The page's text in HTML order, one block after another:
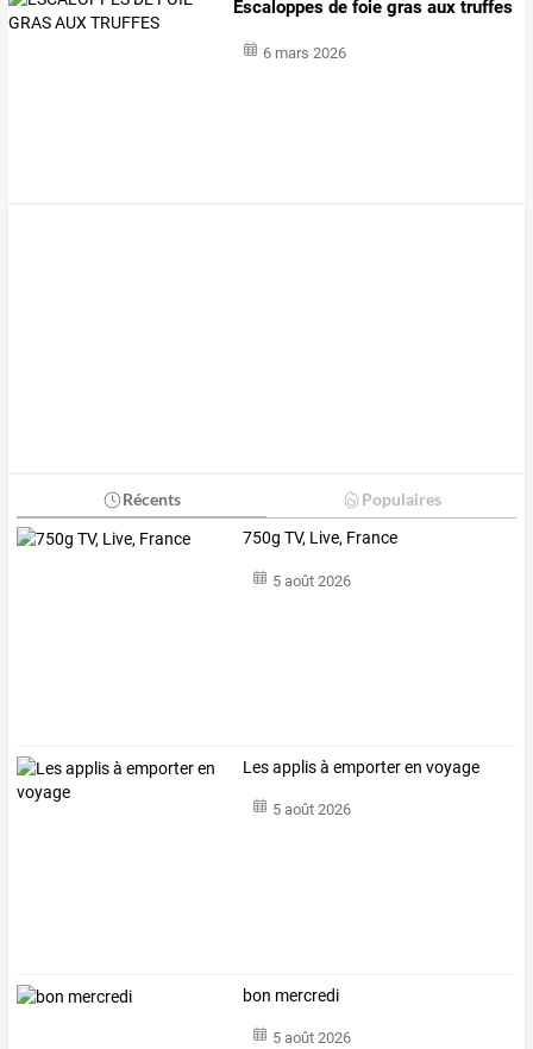
Escaloppes de foie gras aux truffes
6 mars 2026
Récents Populaires
750g TV, Live, France
5 août 2026
Les applis à emporter en voyage
5 août 2026
bon mercredi
5 août 2026